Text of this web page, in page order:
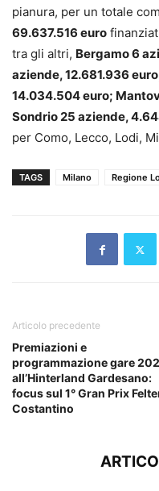
pianura, per un totale
69.637.516 euro
tra gli altri, Bergamo 6
aziende, 12.681.936
14.034.504 euro;
Sondrio 25 aziende,
per Como, Lecco, Lodi,
TAGS Milano Regione
Articolo precedente
Premiazioni e
programmazione gare
all’Hinterland Gardesano:
focus sul 1° Gran Prix
Costantino